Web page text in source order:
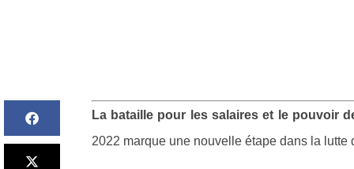
La bataille pour les salaires et le pouvoir
2022 marque une nouvelle étape dans la lutte